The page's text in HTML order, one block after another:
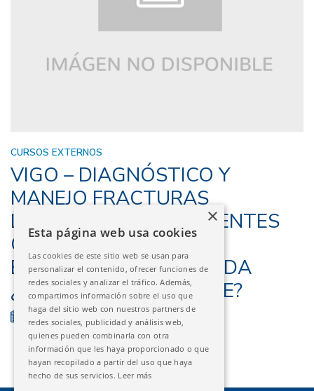
CURSOS EXTERNOS
VIGO – DIAGNÓSTICO Y
MANEJO FRACTURAS
LONGITUDINALES Y DIENTES
COM PÉRDIDA DE
ESTRUCTURA AVANZADA
¿DÓNDE ESTÁ EL LÍMITE?
06/03/2026
Esta página web usa cookies
Las cookies de este sitio web se usan para
personalizar el contenido, ofrecer funciones de
redes sociales y analizar el tráfico. Además,
compartimos información sobre el uso que
haga del sitio web con nuestros partners de
redes sociales, publicidad y análisis web,
quienes pueden combinarla con otra
información que les haya proporcionado o que
hayan recopilado a partir del uso que haya
hecho de sus servicios. Leer más
×